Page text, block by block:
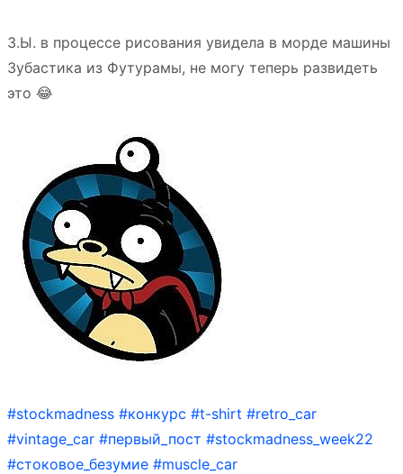
З.Ы. в процессе рисования увидела в морде машины
Зубастика из Футурамы, не могу теперь развидеть
это 😂
#stockmadness #конкурс #t-shirt #retro_car
#vintage_car #первый_пост #stockmadness_week22
#стоковое_безумие #muscle_car